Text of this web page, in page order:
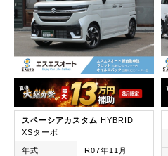
スペーシアカスタム
HYBRID
XSターボ
年式 R07年11月